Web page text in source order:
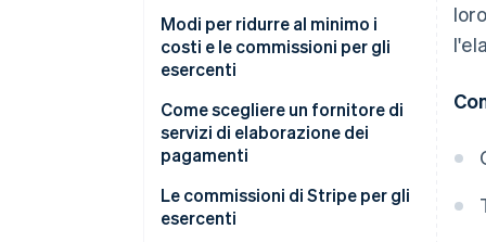
Commissioni situazionali per
l’account esercente
Modi per ridurre al minimo i
costi e le commissioni per gli
esercenti
Come scegliere un fornitore di
servizi di elaborazione dei
pagamenti
Individua le tue esigenze
Le commissioni di Stripe per gli
esercenti